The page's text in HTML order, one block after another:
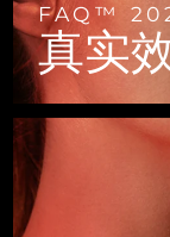
FAQ™ 202
真实 面
保健品
专业治疗
捷克
丹麦
爱沙尼亚
芬兰